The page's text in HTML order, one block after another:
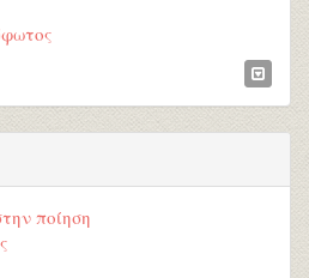
ποίηση